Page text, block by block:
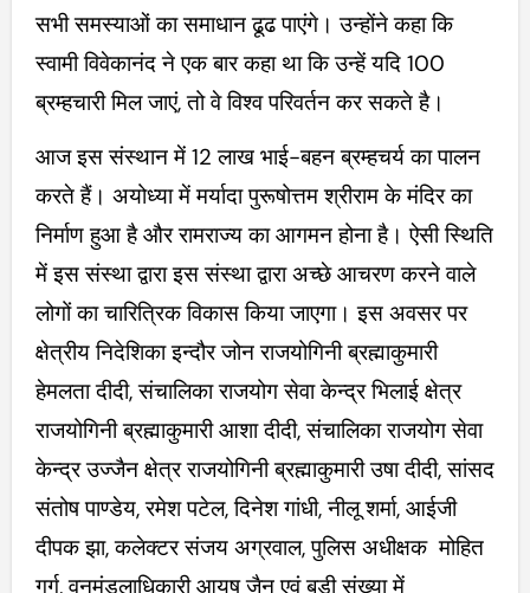
सभी समस्याओं का समाधान ढूढ पाएंगे। उन्होंने कहा कि
स्वामी विवेकानंद ने एक बार कहा था कि उन्हें यदि 100
ब्रम्हचारी मिल जाएं, तो वे विश्व परिवर्तन कर सकते है।
आज इस संस्थान में 12 लाख भाई-बहन ब्रम्हचर्य का पालन
करते हैं। अयोध्या में मर्यादा पुरूषोत्तम श्रीराम के मंदिर का
निर्माण हुआ है और रामराज्य का आगमन होना है। ऐसी स्थिति
में इस संस्था द्वारा इस संस्था द्वारा अच्छे आचरण करने वाले
लोगों का चारित्रिक विकास किया जाएगा। इस अवसर पर
क्षेत्रीय निदेशिका इन्दौर जोन राजयोगिनी ब्रह्माकुमारी
हेमलता दीदी, संचालिका राजयोग सेवा केन्द्र भिलाई क्षेत्र
राजयोगिनी ब्रह्माकुमारी आशा दीदी, संचालिका राजयोग सेवा
केन्द्र उज्जैन क्षेत्र राजयोगिनी ब्रह्माकुमारी उषा दीदी, सांसद
संतोष पाण्डेय, रमेश पटेल, दिनेश गांधी, नीलू शर्मा, आईजी
दीपक झा, कलेक्टर संजय अग्रवाल, पुलिस अधीक्षक मोहित
गर्ग, वनमंडलाधिकारी आयुष जैन एवं बड़ी संख्या में